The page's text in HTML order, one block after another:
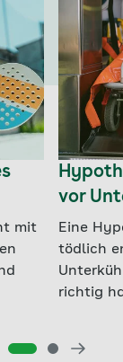
mit
vor
Eine
tödlich
richtig